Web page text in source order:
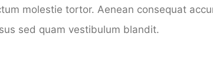
molestie tortor. Aenean consequat
sed quam vestibulum blandit.